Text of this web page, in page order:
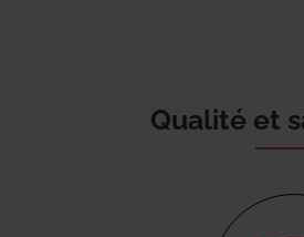
Qualité et